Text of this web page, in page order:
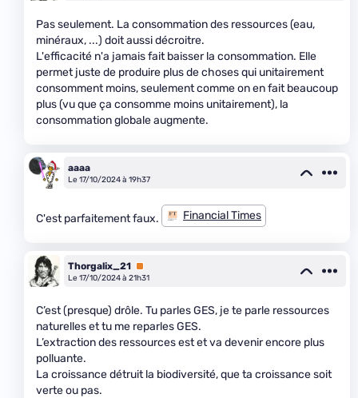
Pas seulement. La consommation des ressources (eau,
minéraux, ...) doit aussi décroitre.
L'efficacité n'a jamais fait baisser la consommation. Elle
permet juste de produire plus de choses qui unitairement
consomment moins, seulement comme on en fait beaucoup
plus (vu que ça consomme moins unitairement), la
consommation globale augmente.
aaaa
Le 17/10/2024 à 19h37
C'est parfaitement faux. Financial Times
Thorgalix_21 Premium
Le 17/10/2024 à 21h31
C’est (presque) drôle. Tu parles GES, je te parle ressources
naturelles et tu me reparles GES.
L’extraction des ressources est et va devenir encore plus
polluante.
La croissance détruit la biodiversité, que ta croissance soit
verte ou pas.